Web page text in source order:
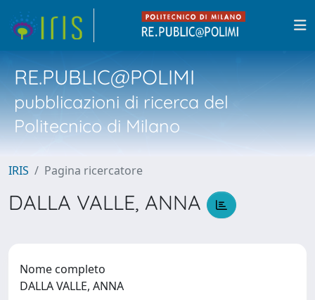
RE.PUBLIC@POLIMI
pubblicazioni di ricerca del
Politecnico di Milano
IRIS Pagina ricercatore
DALLA VALLE, ANNA
Nome completo
DALLA VALLE, ANNA